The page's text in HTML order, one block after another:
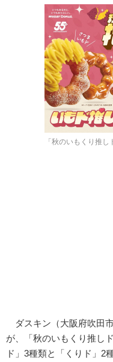
「秋のいもくり推し
ダスキン（大阪府吹田
が、「秋のいもくり推し
ド」3種類と「くりド」2